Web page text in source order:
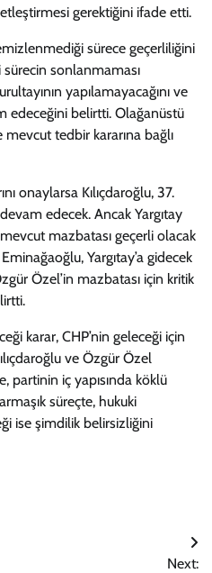
gerektiğini ifade etti.
sürece geçerliliğini
sonlanmaması
yapılamayacağını ve
edeceğini belirtti. Olağanüstü
tedbir kararına bağlı
onaylarsa Kılıçdaroğlu, 37.
edecek. Ancak Yargıtay
mazbatası geçerli olacak
Yargıtay’a gidecek
Özel’in mazbatası için kritik
karar, CHP’nin geleceği için
ve Özgür Özel
partinin iç yapısında köklü
süreçte, hukuki
ise şimdilik belirsizliğini
Next: